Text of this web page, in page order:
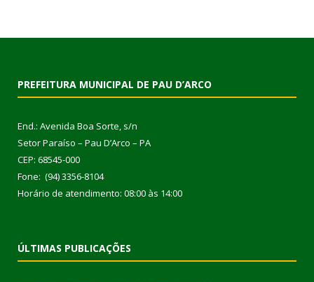
PREFEITURA MUNICIPAL DE PAU D’ARCO
End.: Avenida Boa Sorte, s/n
Setor Paraíso – Pau D’Arco – PA
CEP: 68545-000
Fone: (94) 3356-8104
Horário de atendimento: 08:00 às 14:00
ÚLTIMAS PUBLICAÇÕES